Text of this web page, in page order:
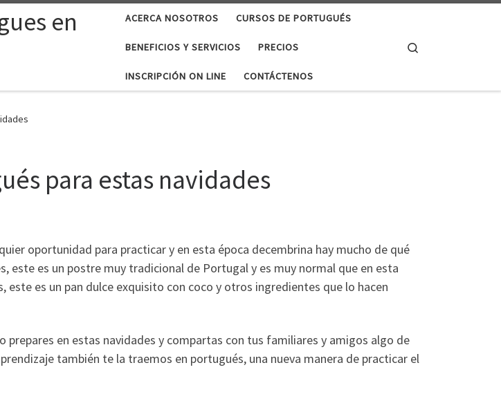
en
ACERCA NOSOTROS CURSOS DE PORTUGUÉS
BENEFICIOS Y SERVICIOS PRECIOS
INSCRIPCIÓN ON LINE CONTÁCTENOS
para estas navidades
oportunidad para practicar y en esta época decembrina hay mucho de qué
este es un postre muy tradicional de Portugal y es muy normal que en esta
este es un pan dulce exquisito con coco y otros ingredientes que lo hacen
en estas navidades y compartas con tus familiares y amigos algo de
también te la traemos en portugués, una nueva manera de practicar el